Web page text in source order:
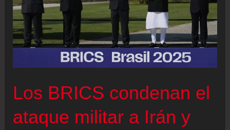
Los BRICS condenan el
ataque militar a Irán y